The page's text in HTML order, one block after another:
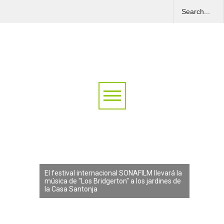
El festival internacional SONAFILM llevará la
música de "Los Bridgerton" a los jardines de
la Casa Santonja